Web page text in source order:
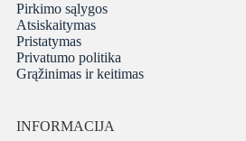
Pirkimo sąlygos
Atsiskaitymas
Pristatymas
Privatumo politika
Grąžinimas ir keitimas
INFORMACIJA